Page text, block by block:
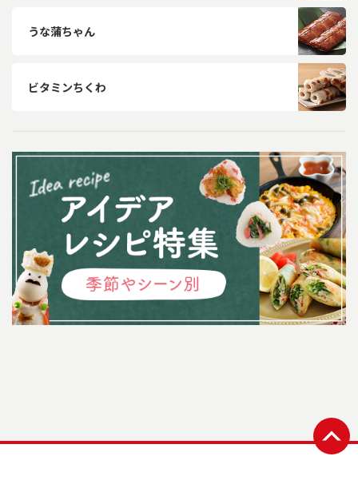
うな蒲ちゃん
ビタミンちくわ